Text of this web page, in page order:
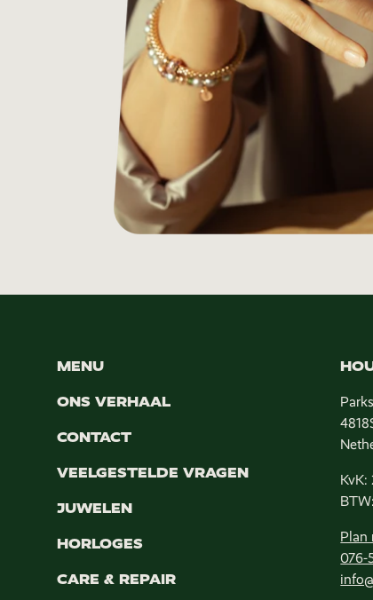
MENU
ONS VERHAAL
CONTACT
VEELGESTELDE VRAGEN
JUWELEN
HORLOGES
CARE & REPAIR
KvK:
Plan
076-